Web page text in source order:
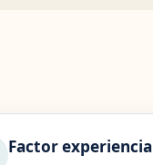
Factor experiencia